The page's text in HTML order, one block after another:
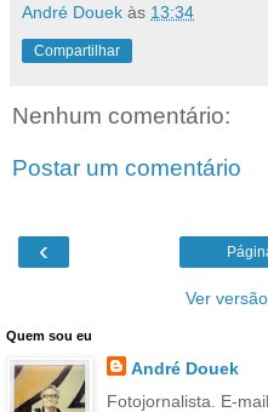
André Douek às 13:34
Compartilhar
Nenhum comentário:
Postar um comentário
‹
Ver
Quem sou eu
André Douek
Fotojornalista. E-